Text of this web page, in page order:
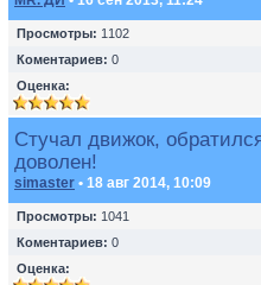
Просмотры: 1102
Коментариев: 0
Оценка:
Стучал движок,
доволен!
simaster • 18 авг 2014, 10:09
Просмотры: 1041
Коментариев: 0
Оценка: